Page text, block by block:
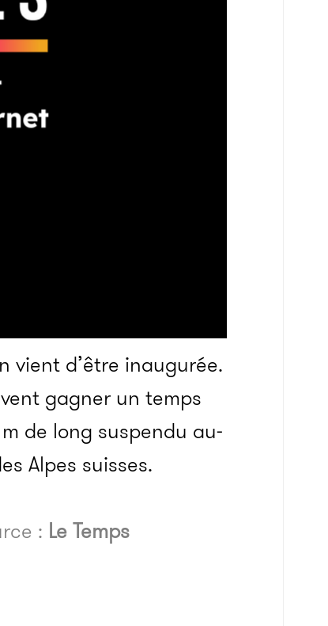
vient d’être inaugurée.
gagner un temps
de long suspendu au-
Alpes suisses.
: Le Temps